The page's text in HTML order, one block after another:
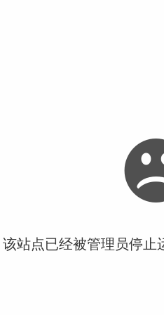
站点已经被管理员停